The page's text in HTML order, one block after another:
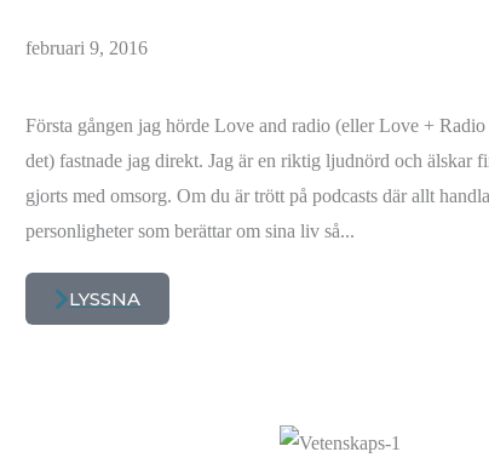
februari 9, 2016
Första gången jag hörde Love and radio (eller Love +
det) fastnade jag direkt. Jag är en riktig ljudnörd och älskar
gjorts med omsorg. Om du är trött på podcasts där allt
personligheter som berättar om sina liv så...
LYSSNA